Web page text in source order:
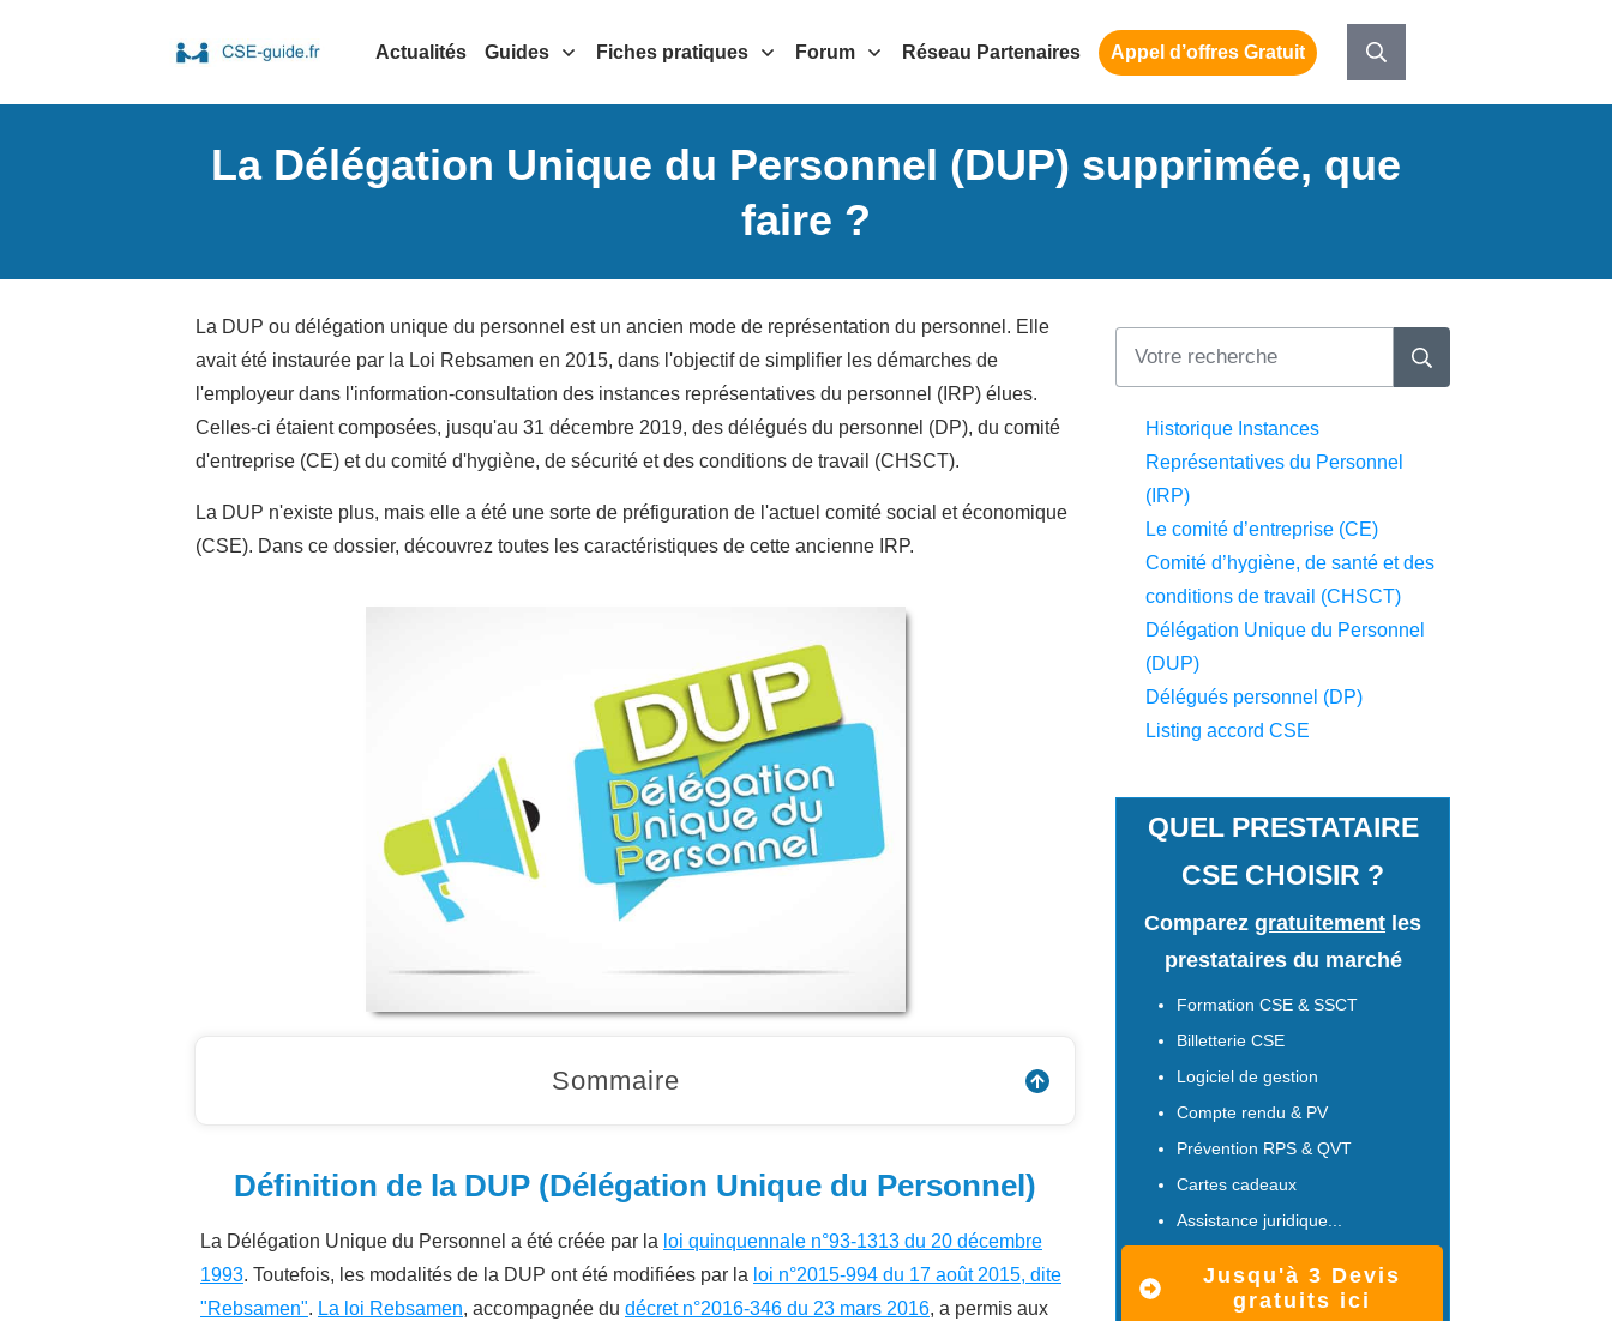
Actualités Guides Fiches pratiques Forum Réseau Partenaires Appel d’offres Gratuit
La Délégation Unique du Personnel (DUP) supprimée, que
faire ?
La DUP ou délégation unique du personnel est un ancien mode de représentation du personnel. Elle
avait été instaurée par la Loi Rebsamen en 2015, dans l'objectif de simplifier les démarches de
l'employeur dans l'information-consultation des instances représentatives du personnel (IRP) élues.
Celles-ci étaient composées, jusqu'au 31 décembre 2019, des délégués du personnel (DP), du comité
d'entreprise (CE) et du comité d'hygiène, de sécurité et des conditions de travail (CHSCT).
La DUP n'existe plus, mais elle a été une sorte de préfiguration de l'actuel comité social et économique
(CSE). Dans ce dossier, découvrez toutes les caractéristiques de cette ancienne IRP.
Sommaire
Définition de la DUP (Délégation Unique du Personnel)
La Délégation Unique du Personnel a été créée par la loi quinquennale n°93-1313 du 20 décembre
1993. Toutefois, les modalités de la DUP ont été modifiées par la loi n°2015-994 du 17 août 2015, dite
"Rebsamen". La loi Rebsamen, accompagnée du décret n°2016-346 du 23 mars 2016, a permis aux
Historique Instances
Représentatives du Personnel
(IRP)
Le comité d’entreprise (CE)
Comité d’hygiène, de santé et des
conditions de travail (CHSCT)
Délégation Unique du Personnel
(DUP)
Délégués personnel (DP)
Listing accord CSE
QUEL PRESTATAIRE
CSE CHOISIR ?
Comparezgratuitement les
prestataires du marché
Formation CSE & SSCT
Billetterie CSE
Logiciel de gestion
Compte rendu & PV
Prévention RPS & QVT
Cartes cadeaux
Assistance juridique...
Jusqu'à 3 Devis
gratuits ici